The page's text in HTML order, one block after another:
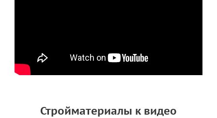
Стройматериалы к видео